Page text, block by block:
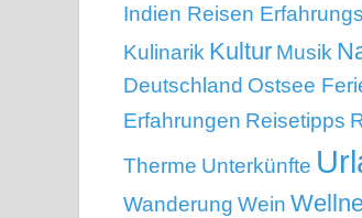
Indien Reisen
Kulinarik Kultur Musik
Deutschland Ostsee
Erfahrungen Reisetipps
Therme Unterkünfte
Wanderung Wein